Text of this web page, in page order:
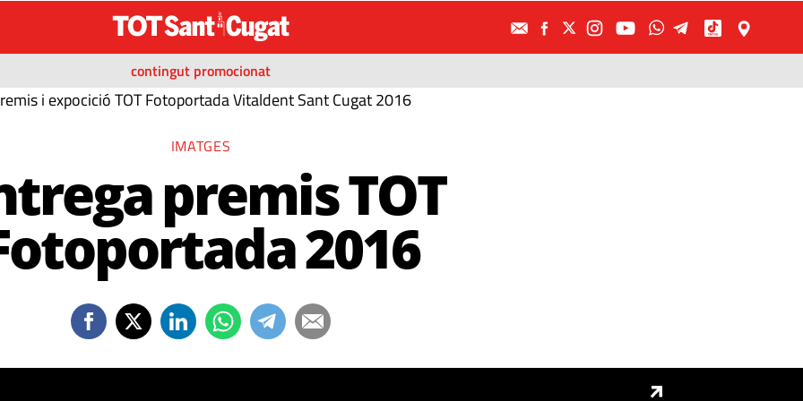
contingut promocionat
i expocició TOT Fotoportada Vitaldent Sant Cugat 2016
IMATGES
premis TOT
2016